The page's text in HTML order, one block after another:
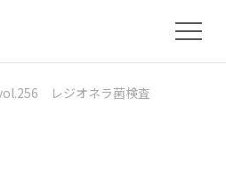
レジオネラ菌検査